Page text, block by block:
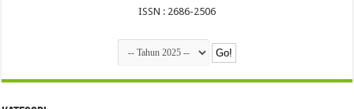
ISSN : 2686-2506